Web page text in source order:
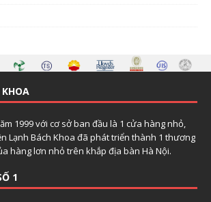
1999 với cơ sở ban đầu là 1 cửa hàng nhỏ,
Lạnh Bách Khoa đã phát triển thành 1 thương
hàng lơn nhỏ trên khắp địa bàn Hà Nội.
1